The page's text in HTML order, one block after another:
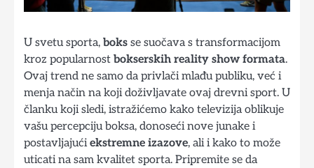
U svetu sporta, boks se suočava s transformacijom
kroz popularnost bokserskih reality show formata.
Ovaj trend ne samo da privlači mlađu publiku, već i
menja način na koji doživljavate ovaj drevni sport. U
članku koji sledi, istražićemo kako televizija oblikuje
vašu percepciju boksa, donoseći nove junake i
postavljajućiekstremne izazove, ali i kako to može
uticati na sam kvalitet sporta. Pripremite se da